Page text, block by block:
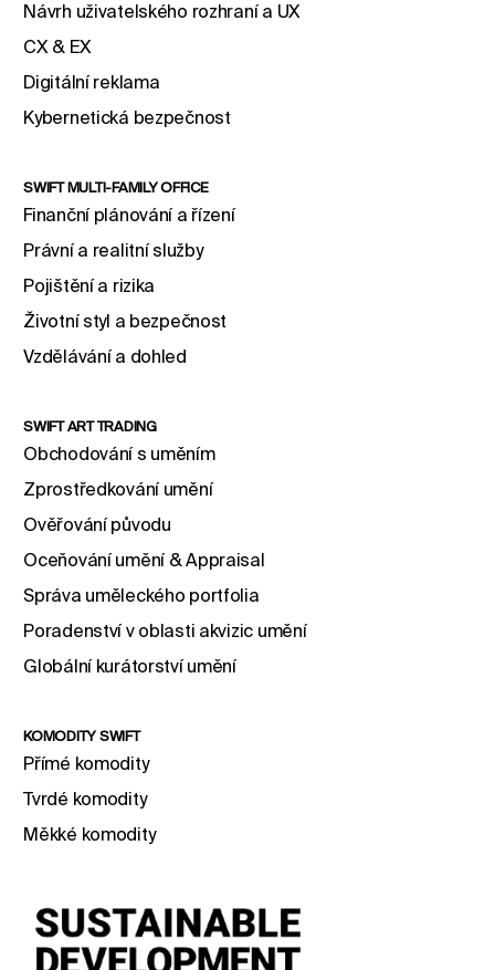
Návrh uživatelského rozhraní a UX
CX & EX
Digitální reklama
Kybernetická bezpečnost
SWIFT MULTI-FAMILY OFFICE
Finanční plánování a řízení
Právní a realitní služby
Pojištění a rizika
Životní styl a bezpečnost
Vzdělávání a dohled
SWIFT ART TRADING
Obchodování s uměním
Zprostředkování umění
Ověřování původu
Oceňování umění & Appraisal
Správa uměleckého portfolia
Poradenství v oblasti akvizic umění
Globální kurátorství umění
KOMODITY SWIFT
Přímé komodity
Tvrdé komodity
Měkké komodity